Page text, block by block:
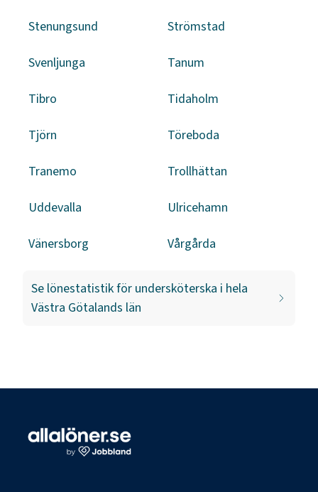
Stenungsund Strömstad
Svenljunga Tanum
Tibro Tidaholm
Tjörn Töreboda
Tranemo Trollhättan
Uddevalla Ulricehamn
Vänersborg Vårgårda
Se lönestatistik för undersköterska i hela
Västra Götalands län